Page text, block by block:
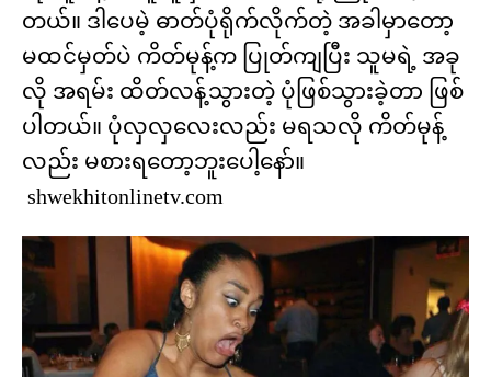
တယ်။ ဒါပေမဲ့ ဓာတ်ပုံရိုက်လိုက်တဲ့ အခါမှာတော့
မထင်မှတ်ပဲ ကိတ်မုန့်က ပြုတ်ကျပြီး သူမရဲ့ အခု
လို အရမ်း ထိတ်လန့်သွားတဲ့ ပုံဖြစ်သွားခဲ့တာ ဖြစ်
ပါတယ်။ ပုံလှလှလေးလည်း မရသလို ကိတ်မုန့်
လည်း မစားရတော့ဘူးပေါ့နော်။
shwekhitonlinetv.com